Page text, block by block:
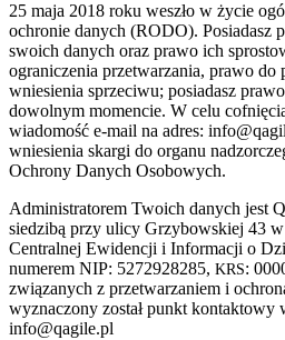
25 maja 2018 roku weszło w życie
ochronie danych (RODO). Posiadasz
swoich danych oraz prawo ich
ograniczenia przetwarzania, prawo do
wniesienia sprzeciwu; posiadasz
dowolnym momencie. W celu
wiadomość e‑mail na adres:
wniesienia skargi do organu
Ochrony Danych Osobowych.
Administratorem Twoich danych jest
siedzibą przy ulicy Grzybowskiej 43
Centralnej Ewidencji i Informacji o
numerem NIP: 5272928285, KRS:
związanych z przetwarzaniem i
wyznaczony został punkt kontaktowy
info@qagile.pl